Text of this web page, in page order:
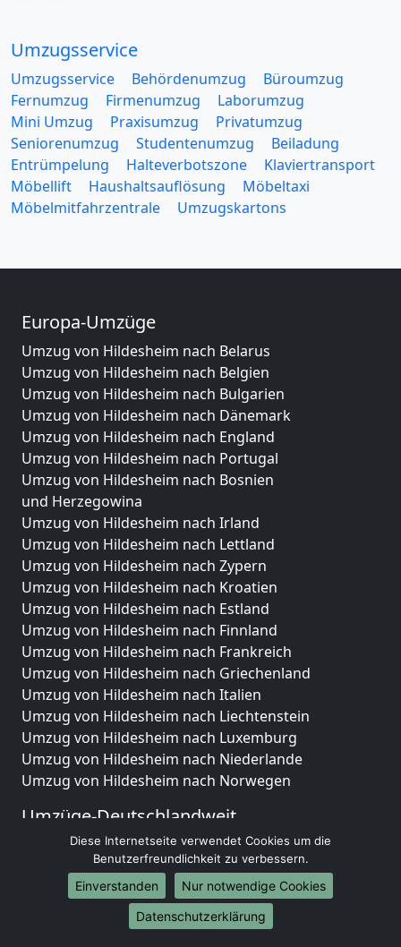
Umzugsservice
Umzugsservice Behördenumzug
Büroumzug
Fernumzug
Firmenumzug
Laborumzug
Mini Umzug
Praxisumzug
Privatumzug
Seniorenumzug
Studentenumzug
Beiladung
Entrümpelung
Halteverbotszone
Klaviertransport
Möbellift
Haushaltsauflösung
Möbeltaxi
Möbelmitfahrzentrale
Umzugskartons
Europa-Umzüge
Umzug von Hildesheim nach Belarus
Umzug von Hildesheim nach Belgien
Umzug von Hildesheim nach Bulgarien
Umzug von Hildesheim nach Dänemark
Umzug von Hildesheim nach England
Umzug von Hildesheim nach Portugal
Umzug von Hildesheim nach Bosnien
und Herzegowina
Umzug von Hildesheim nach Irland
Umzug von Hildesheim nach Lettland
Umzug von Hildesheim nach Zypern
Umzug von Hildesheim nach Kroatien
Umzug von Hildesheim nach Estland
Umzug von Hildesheim nach Finnland
Umzug von Hildesheim nach Frankreich
Umzug von Hildesheim nach Griechenland
Umzug von Hildesheim nach Italien
Umzug von Hildesheim nach Liechtenstein
Umzug von Hildesheim nach Luxemburg
Umzug von Hildesheim nach Niederlande
Umzug von Hildesheim nach Norwegen
Umzüge-Deutschlandweit
Umzug von Hildesheim nach Berlin
Umzug von Hildesheim nach Hamburg
Umzug von Hildesheim nach München
Umzug von Hildesheim nach Köln
Umzug von Hildesheim nach Frankfurt am Main
Diese Internetseite verwendet Cookies um die
Benutzerfreundlichkeit zu verbessern.
Einverstanden
Nur notwendige Cookies
Datenschutzerklärung